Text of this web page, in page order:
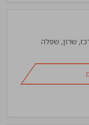
שרון, שפלה